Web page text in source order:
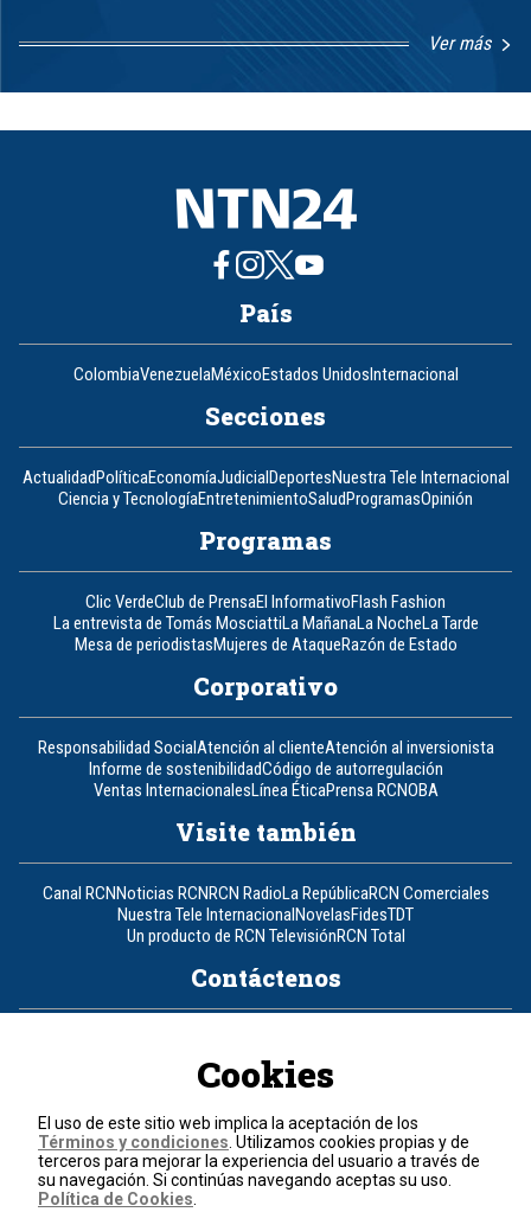
Ver más
1
8
País
ColombiaVenezuelaMéxicoEstados UnidosInternacional
Secciones
ActualidadPolíticaEconomíaJudicialDeportesNuestra Tele Internacional
Ciencia y TecnologíaEntretenimientoSaludProgramasOpinión
Programas
Clic VerdeClub de PrensaEl InformativoFlash Fashion
La entrevista de Tomás MosciattiLa MañanaLa NocheLa Tarde
Mesa de periodistasMujeres de AtaqueRazón de Estado
Corporativo
Responsabilidad SocialAtención al clienteAtención al inversionista
Informe de sostenibilidadCódigo de autorregulación
Ventas InternacionalesLínea ÉticaPrensa RCNOBA
Visite también
Canal RCNNoticias RCNRCN RadioLa RepúblicaRCN Comerciales
Nuestra Tele InternacionalNovelasFidesTDT
Un producto de RCN TelevisiónRCN Total
Contáctenos
Política de cookies
Términos y condiciones
© 2026, RCN Medios.
Todos los derechos reservados.
Cookies
El uso de este sitio web implica la aceptación de los
Términos y condiciones . Utilizamos cookies propias y de
terceros para mejorar la experiencia del usuario a través de
su navegación. Si continúas navegando aceptas su uso.
Política de Cookies